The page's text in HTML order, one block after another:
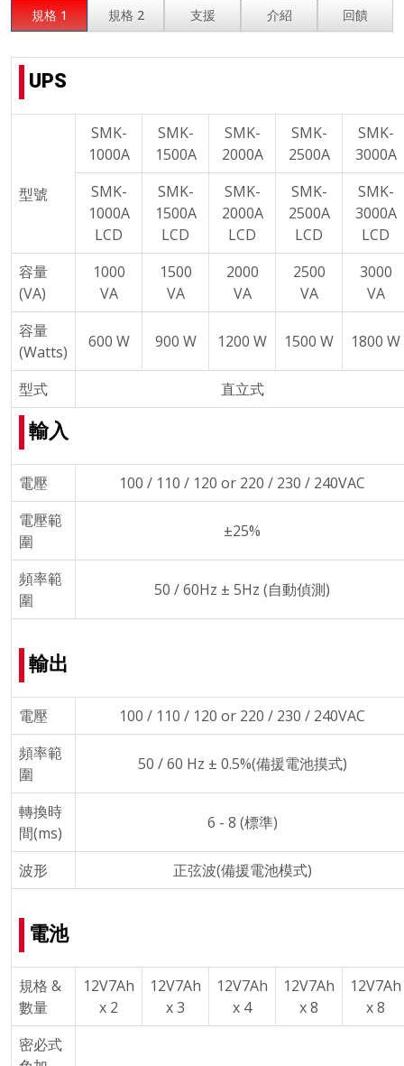
規格 1 規格 2 支援 介紹 回饋
UPS
型號
SMK-
1000A
SMK-
1500A
SMK-
2000A
SMK-
2500A
SMK-
3000A
SMK-
1000A
LCD
SMK-
1500A
LCD
SMK-
2000A
LCD
SMK-
2500A
LCD
SMK-
3000A
LCD
容量
(VA)
1000
VA
1500
VA
2000
VA
2500
VA
3000
VA
容量
(Watts)
600 W 900 W 1200 W 1500 W 1800 W
型式 直立式
輸入
電壓
100 / 110 / 120 or 220 / 230 / 240VAC
電壓範
圍
±25%
頻率範
圍
50 / 60Hz ± 5Hz (自動偵測)
輸出
電壓
100 / 110 / 120 or 220 / 230 / 240VAC
頻率範
圍
50 / 60 Hz ± 0.5%(備援電池摸式)
轉換時
間(ms)
6 - 8 (標準)
波形 正弦波(備援電池模式)
電池
規格 &
數量
12V7Ah
x 2
12V7Ah
x 3
12V7Ah
x 4
12V7Ah
x 8
12V7Ah
x 8
密必式